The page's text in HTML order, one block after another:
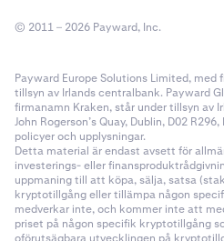
© 2011 – 2026 Payward, Inc.
Payward Europe Solutions Limited, med
tillsyn av Irlands centralbank. Payward
firmanamn Kraken, står under tillsyn av
John Rogerson’s Quay, Dublin, D02
policyer och upplysningar.
Detta material är endast avsett för
investerings- eller
uppmaning till att köpa, sälja, satsa
kryptotillgång eller tillämpa någon
medverkar inte, och kommer inte att
priset på någon specifik kryptotillgång
oförutsägbara utvecklingen på